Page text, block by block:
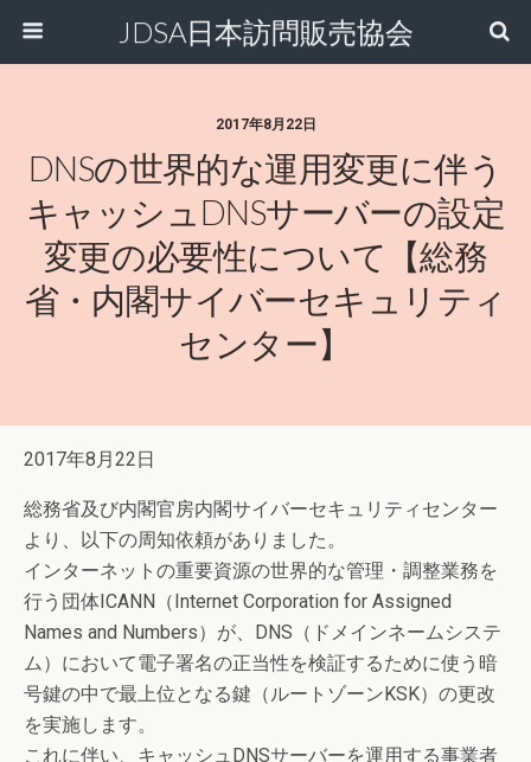
JDSA日本訪問販売協会
2017年8月22日
DNSの世界的な運用変更に伴う
キャッシュDNSサーバーの設定
変更の必要性について【総務
省・内閣サイバーセキュリティ
センター】
2017年8月22日
総務省及び内閣官房内閣サイバーセキュリティセンター
より、以下の周知依頼がありました。
インターネットの重要資源の世界的な管理・調整業務を
行う団体ICANN（Internet Corporation for Assigned
Names and Numbers）が、DNS（ドメインネームシステ
ム）において電子署名の正当性を検証するために使う暗
号鍵の中で最上位となる鍵（ルートゾーンKSK）の更改
を実施します。
これに伴い、キャッシュDNSサーバーを運用する事業者